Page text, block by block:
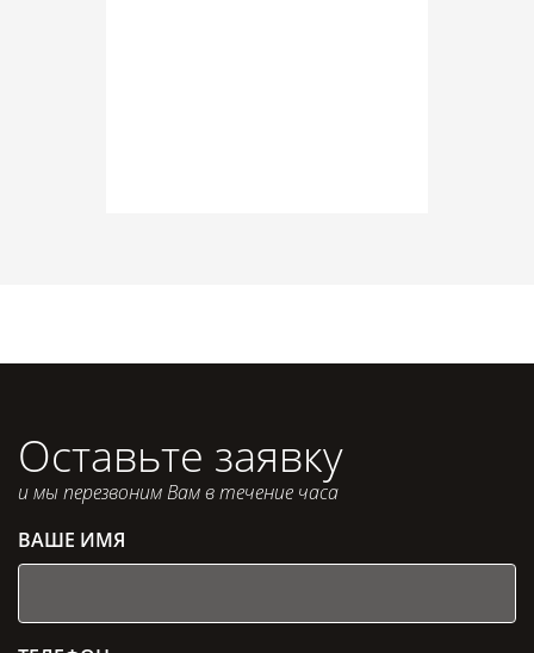
Оставьте заявку
и мы перезвоним Вам в течение часа
ВАШЕ ИМЯ